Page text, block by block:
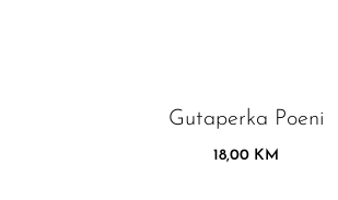
Gutaperka Poeni
18,00 KM